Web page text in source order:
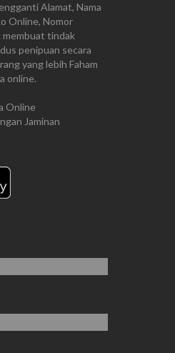
Alamat, Nama
Online, Nomor
tindak
penipuan secara
yang lebih Faham
online.
Online
Jaminan